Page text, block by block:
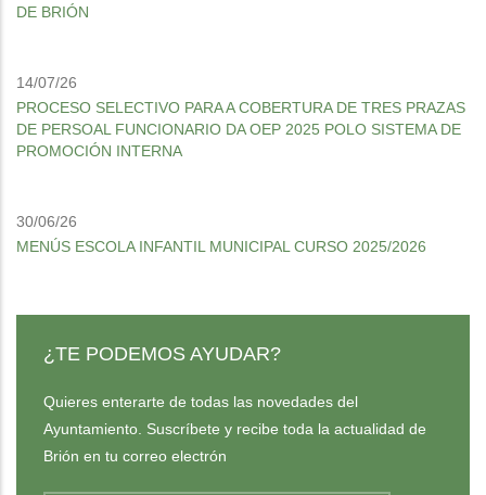
DE BRIÓN
14/07/26
PROCESO SELECTIVO PARA A COBERTURA DE TRES PRAZAS
DE PERSOAL FUNCIONARIO DA OEP 2025 POLO SISTEMA DE
PROMOCIÓN INTERNA
30/06/26
MENÚS ESCOLA INFANTIL MUNICIPAL CURSO 2025/2026
¿TE PODEMOS AYUDAR?
Quieres enterarte de todas las novedades del
Ayuntamiento. Suscríbete y recibe toda la actualidad de
Brión en tu correo electrón